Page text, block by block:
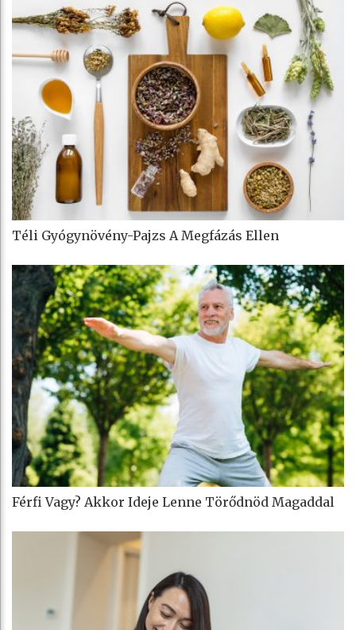
Téli Gyógynövény-Pajzs A Megfázás Ellen
Férfi Vagy? Akkor Ideje Lenne Törődnöd Magaddal